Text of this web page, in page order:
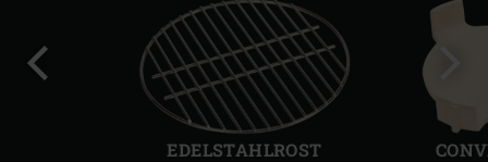
EDELSTAHLROST
Folie